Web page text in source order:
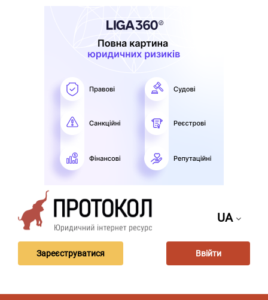
UA
Зареєструватися Ввійти